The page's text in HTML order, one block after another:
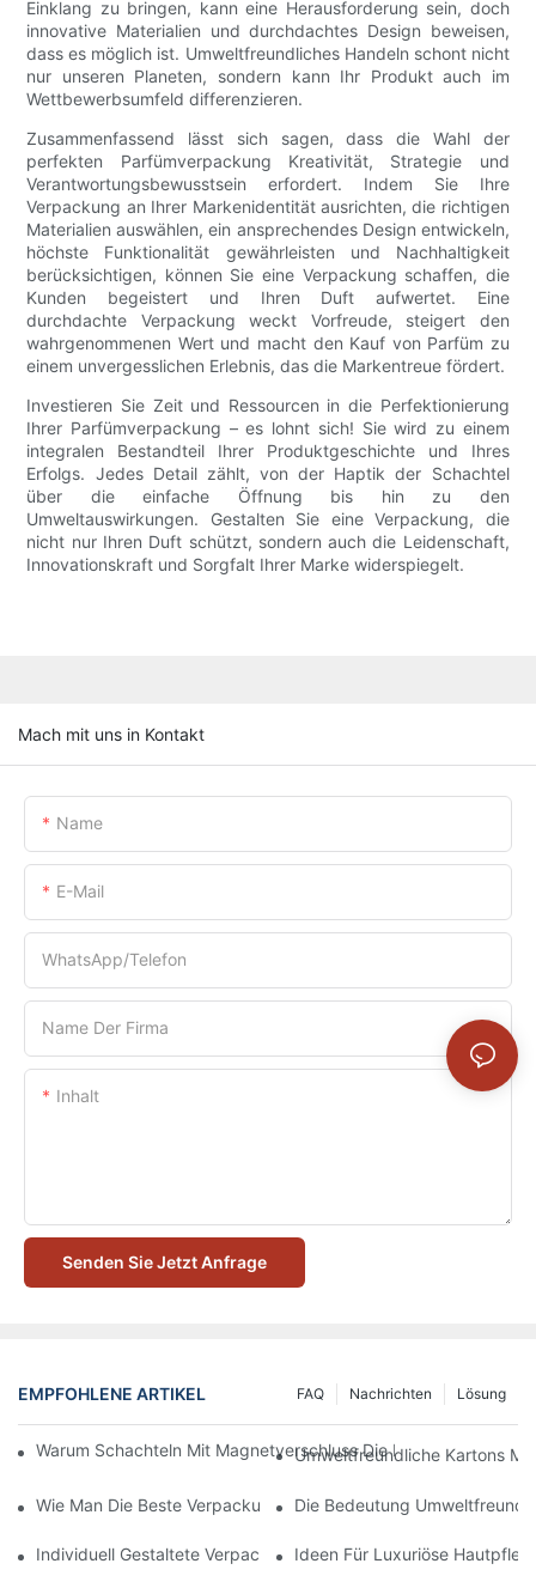
Einklang zu bringen, kann eine Herausforderung sein, doch
innovative Materialien und durchdachtes Design beweisen,
dass es möglich ist. Umweltfreundliches Handeln schont nicht
nur unseren Planeten, sondern kann Ihr Produkt auch im
Wettbewerbsumfeld differenzieren.
Zusammenfassend lässt sich sagen, dass die Wahl der
perfekten Parfümverpackung Kreativität, Strategie und
Verantwortungsbewusstsein erfordert. Indem Sie Ihre
Verpackung an Ihrer Markenidentität ausrichten, die richtigen
Materialien auswählen, ein ansprechendes Design entwickeln,
höchste Funktionalität gewährleisten und Nachhaltigkeit
berücksichtigen, können Sie eine Verpackung schaffen, die
Kunden begeistert und Ihren Duft aufwertet. Eine
durchdachte Verpackung weckt Vorfreude, steigert den
wahrgenommenen Wert und macht den Kauf von Parfüm zu
einem unvergesslichen Erlebnis, das die Markentreue fördert.
Investieren Sie Zeit und Ressourcen in die Perfektionierung
Ihrer Parfümverpackung – es lohnt sich! Sie wird zu einem
integralen Bestandteil Ihrer Produktgeschichte und Ihres
Erfolgs. Jedes Detail zählt, von der Haptik der Schachtel
über die einfache Öffnung bis hin zu den
Umweltauswirkungen. Gestalten Sie eine Verpackung, die
nicht nur Ihren Duft schützt, sondern auch die Leidenschaft,
Innovationskraft und Sorgfalt Ihrer Marke widerspiegelt.
Mach mit uns in Kontakt
Name
E-Mail
WhatsApp/Telefon
Name Der Firma
Inhalt
Senden Sie Jetzt Anfrage
EMPFOHLENE ARTIKEL Lösung
Nachrichten
FAQ
Warum Schachteln Mit Magnetverschluss Die Beste Wahl Für
Umweltfreundliche Kartons
Wie Man Die Beste Verpackung Für Hautpflegeprodukte Zum
Die Bedeutung
Individuell Gestaltete Verpackungen Für Hautpflegeprodukte,
Ideen Für Luxuriöse